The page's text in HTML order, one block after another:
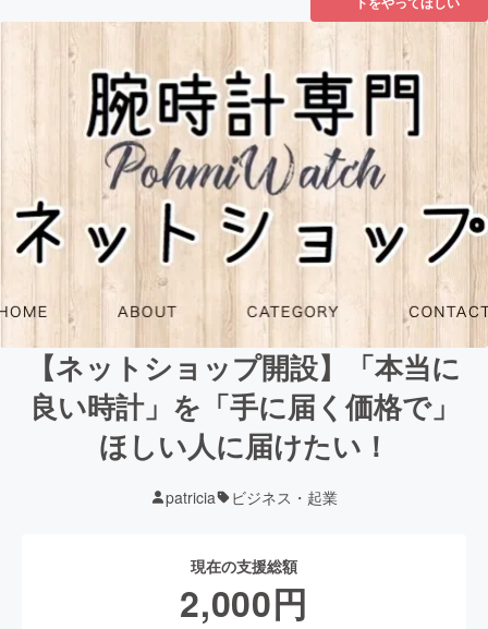
【ネットショップ開設】「本当に
良い時計」を「手に届く価格で」
ほしい人に届けたい！
patricia ビジネス・起業
現在の支援総額
2,000円